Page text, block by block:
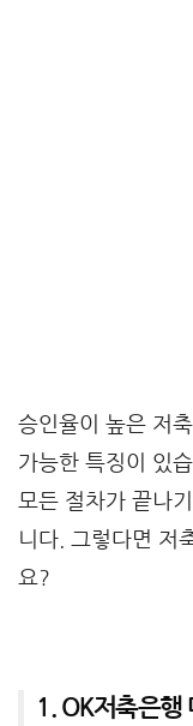
승인율이 높은 저
가능한 특징이 있
모든 절차가 끝나
니다. 그렇다면 저
요?
1. OK저축은행